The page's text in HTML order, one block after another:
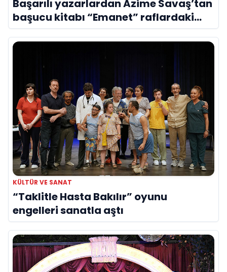
Başarılı yazarlardan Azime Savaş’tan
başucu kitabı “Emanet” raflardaki
yerini aldı
KÜLTÜR VE SANAT
“Taklitle Hasta Bakılır” oyunu
engelleri sanatla aştı